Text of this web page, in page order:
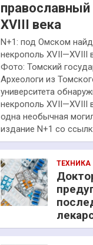
XVIII века
N+1: под Омском
некрополь XVII—XVIII
Фото: Томский
Археологи из
университета
некрополь XVII—XVIII
одна необычная
издание N+1 со
ТЕХНИКА